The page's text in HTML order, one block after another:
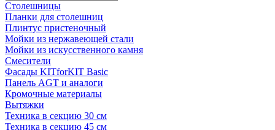
Столешницы
Планки для столешниц
Плинтус пристеночный
Мойки из нержавеющей стали
Мойки из искусственного камня
Смесители
Фасады KITforKIT Basic
Панель AGT и аналоги
Кромочные материалы
Вытяжки
Техника в секцию 30 см
Техника в секцию 45 см